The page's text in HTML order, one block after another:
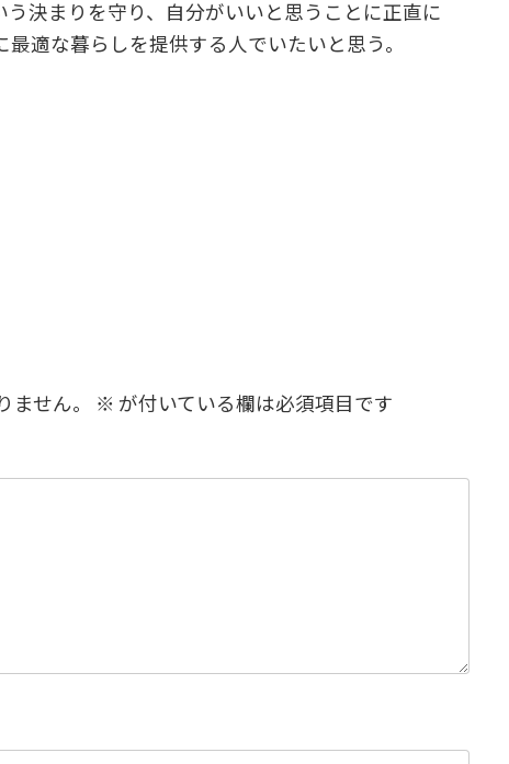
決まりを守り、自分がいいと思うことに正直に
適な暮らしを提供する人でいたいと思う。
せん。 ※ が付いている欄は必須項目です